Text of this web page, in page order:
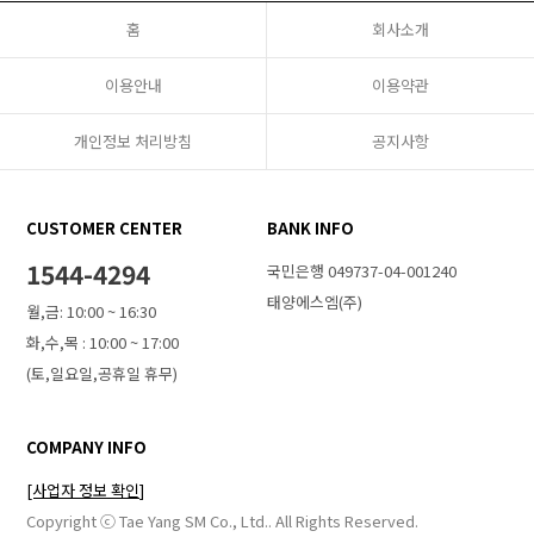
홈 회사소개
이용안내 이용약관
개인정보 처리방침 공지사항
CUSTOMER CENTER
1544-4294
월,금: 10:00 ~ 16:30
화,수,목 : 10:00 ~ 17:00
(토,일요일,공휴일 휴무)
BANK INFO
국민은행 049737-04-001240
태양에스엠(주)
COMPANY INFO
[사업자 정보 확인]
Copyright ⓒ Tae Yang SM Co., Ltd.. All Rights Reserved.